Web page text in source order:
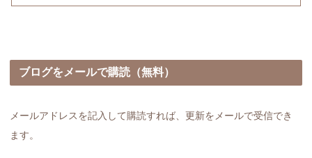
ブログをメールで購読（無料）
メールアドレスを記入して購読すれば、更新をメールで受信でき
ます。